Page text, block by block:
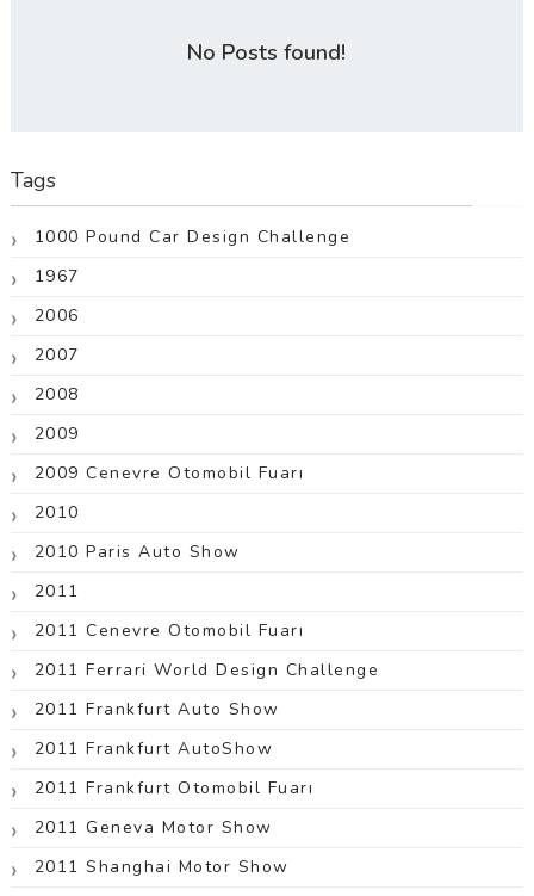
No Posts found!
Tags
1000 Pound Car Design Challenge
1967
2006
2007
2008
2009
2009 Cenevre Otomobil Fuarı
2010
2010 Paris Auto Show
2011
2011 Cenevre Otomobil Fuarı
2011 Ferrari World Design Challenge
2011 Frankfurt Auto Show
2011 Frankfurt AutoShow
2011 Frankfurt Otomobil Fuarı
2011 Geneva Motor Show
2011 Shanghai Motor Show